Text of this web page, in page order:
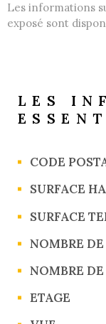
Les informations
exposé sont
LES
Caractérisque
CODE
SURFACE
SURFACE
NOMBRE
NOMBRE
ETAGE